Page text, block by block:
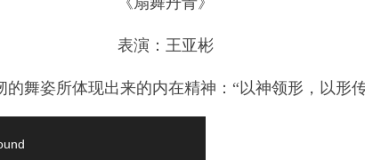
表演：王亚彬
舞姿所体现出来的内在精神：“以神领形，以形